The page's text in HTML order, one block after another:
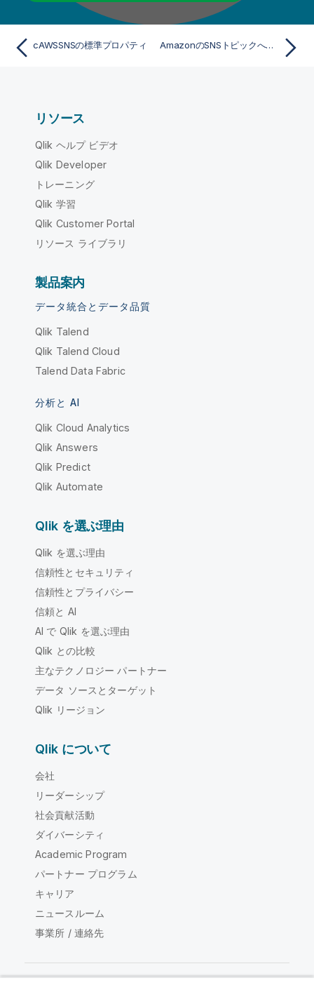
cAWSSNSの標準プロパティ AmazonのSNSトピックへメッセージを送信
リソース
Qlik ヘルプ ビデオ
Qlik Developer
トレーニング
Qlik 学習
Qlik Customer Portal
リソース ライブラリ
製品案内
データ統合とデータ品質
Qlik Talend
Qlik Talend Cloud
Talend Data Fabric
分析と AI
Qlik Cloud Analytics
Qlik Answers
Qlik Predict
Qlik Automate
Qlik を選ぶ理由
Qlik を選ぶ理由
信頼性とセキュリティ
信頼性とプライバシー
信頼と AI
AI で Qlik を選ぶ理由
Qlik との比較
主なテクノロジー パートナー
データ ソースとターゲット
Qlik リージョン
Qlik について
会社
リーダーシップ
社会貢献活動
ダイバーシティ
Academic Program
パートナー プログラム
キャリア
ニュースルーム
事業所 / 連絡先